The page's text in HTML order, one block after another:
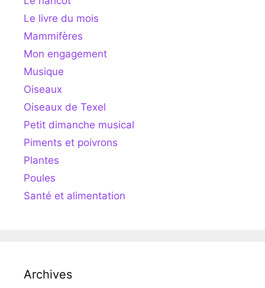
Le livre du mois
Mammifères
Mon engagement
Musique
Oiseaux
Oiseaux de Texel
Petit dimanche musical
Piments et poivrons
Plantes
Poules
Santé et alimentation
Archives